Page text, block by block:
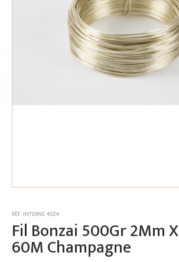
RÉF. INTERNE 4024
Fil Bonzai 500Gr 2Mm X
60M Champagne